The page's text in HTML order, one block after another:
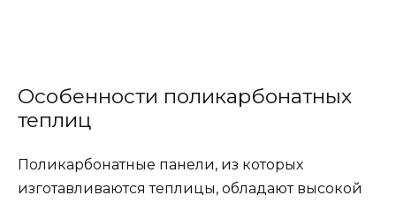
Особенности поликарбонатных
теплиц
Поликарбонатные панели, из которых
изготавливаются теплицы, обладают высокой